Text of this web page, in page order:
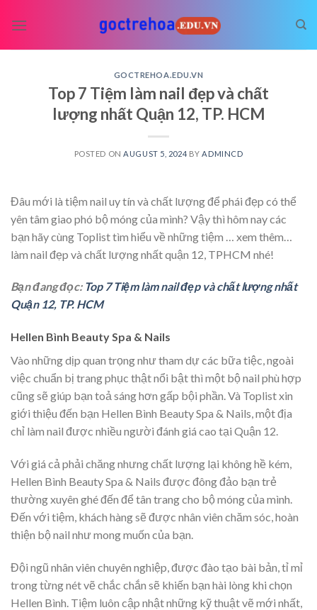
GOCTREHOA.EDU.VN
Top 7 Tiệm làm nail đẹp và chất
lượng nhất Quận 12, TP. HCM
POSTED ON AUGUST 5, 2024 BY ADMINCD
Đâu mới là tiệm nail uy tín và chất lượng để phái đẹp có thể
yên tâm giao phó bộ móng của mình? Vậy thì hôm nay các
bạn hãy cùng Toplist tìm hiểu về những tiệm
… xem thêm…
làm nail đẹp và chất lượng nhất quận 12, TPHCM nhé!
Bạn đang đọc: Top 7 Tiệm làm nail đẹp và chất lượng nhất
Quận 12, TP. HCM
Hellen Bình Beauty Spa & Nails
Vào những dịp quan trọng như tham dự các bữa tiệc, ngoài
việc chuẩn bị trang phục thật nổi bật thì một bộ nail phù hợp
cũng sẽ giúp bạn toả sáng hơn gấp bội phần. Và Toplist xin
giới thiệu đến bạn Hellen Bình Beauty Spa & Nails, một địa
chỉ làm nail được nhiều người đánh giá cao tại Quận 12.
Với giá cả phải chăng nhưng chất lượng lại không hề kém,
Hellen Bình Beauty Spa & Nails được đông đảo bạn trẻ
thường xuyên ghé đến để tân trang cho bộ móng của mình.
Đến với tiệm, khách hàng sẽ được nhân viên chăm sóc, hoàn
thiện bộ nail như mong muốn của bạn.
Đội ngũ nhân viên chuyên nghiệp, được đào tạo bài bản, tỉ mỉ
trong từng nét vẽ chắc chắn sẽ khiến bạn hài lòng khi chọn
Hellen Bình. Tiệm luôn cập nhật những kỹ thuật vẽ mới nhất,